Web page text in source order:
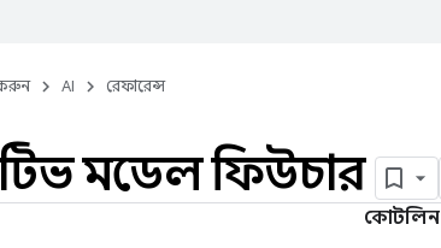
AI রেফারেন্স
মডেল ফিউচার
কোটলিন